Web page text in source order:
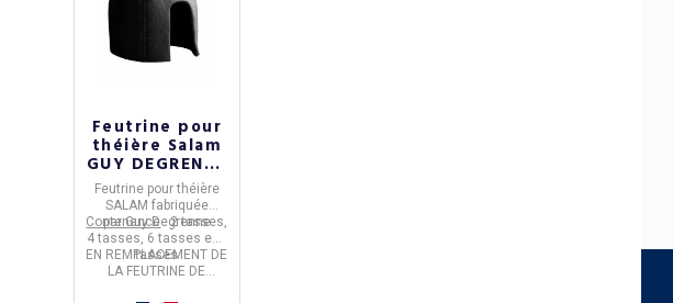
Feutrine pour
théière Salam
GUY DEGRENNE
2 4 6 8 tasses
Feutrine pour théière
SALAM fabriquée
parGuy Degrenne
Contenance: 2 tasses,
4 tasses, 6 tasses et 8
tasses
EN REMPLACEMENT DE
LA FEUTRINE DE